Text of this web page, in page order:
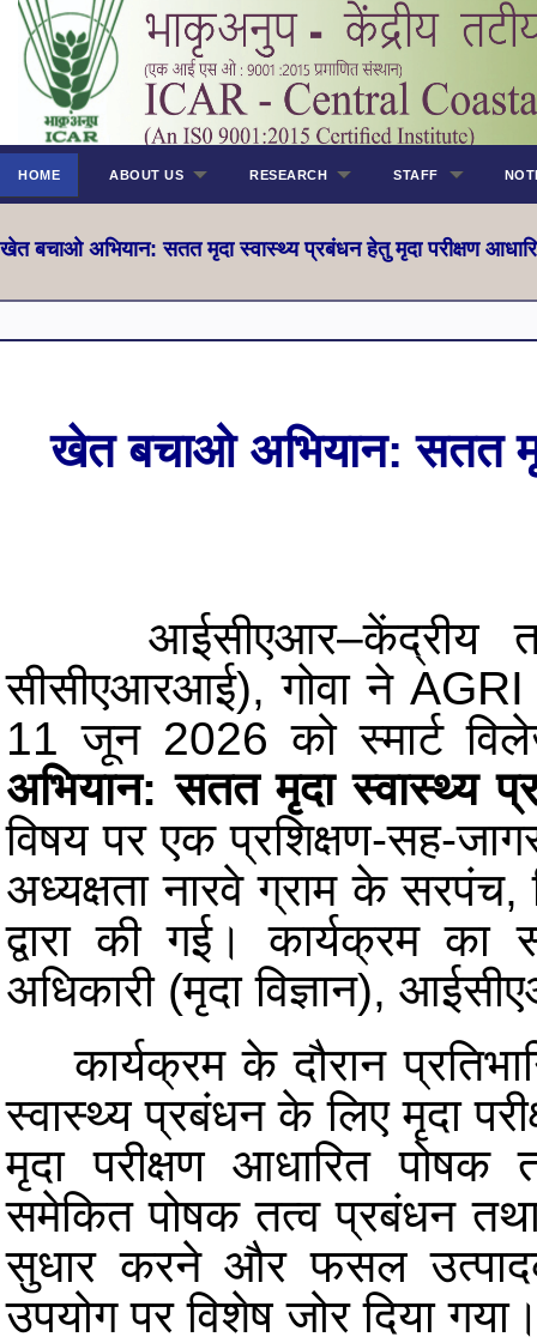
HOME ABOUT US RESEARCH STAFF
खेत बचाओ अभियान: सतत मृदा स्वास्थ्य प्रबंधन हेतु मृदा परीक्षण
खेत बचाओ अभियान: सतत
आईसीएआर–केंद्रीय
सीसीएआरआई), गोवा ने
11 जून 2026 को स्मार्ट
अभियान: सतत मृदा स्वास्थ्य
विषय पर एक प्रशिक्षण-सह-
अध्यक्षता नारवे ग्राम के
द्वारा की गई। कार्यक्रम का
अधिकारी (मृदा विज्ञान),
कार्यक्रम के दौरान
स्वास्थ्य प्रबंधन के लिए मृदा
मृदा परीक्षण आधारित
समेकित पोषक तत्व प्रबंधन तथा
सुधार करने और फसल
उपयोग पर विशेष जोर दिया